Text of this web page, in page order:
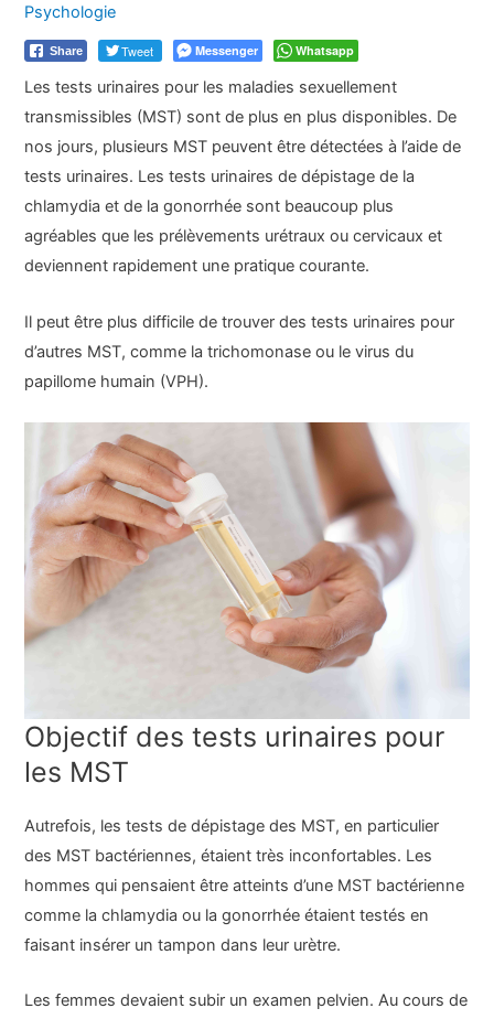
Psychologie
Share Tweet Messenger Whatsapp
Les tests urinaires pour les maladies sexuellement
transmissibles (MST) sont de plus en plus disponibles. De
nos jours, plusieurs MST peuvent être détectées à l’aide de
tests urinaires. Les tests urinaires de dépistage de la
chlamydia et de la gonorrhée sont beaucoup plus
agréables que les prélèvements urétraux ou cervicaux et
deviennent rapidement une pratique courante.
Il peut être plus difficile de trouver des tests urinaires pour
d’autres MST, comme la trichomonase ou le virus du
papillome humain (VPH).
Objectif des tests urinaires pour
les MST
Autrefois, les tests de dépistage des MST, en particulier
des MST bactériennes, étaient très inconfortables. Les
hommes qui pensaient être atteints d’une MST bactérienne
comme la chlamydia ou la gonorrhée étaient testés en
faisant insérer un tampon dans leur urètre.
Les femmes devaient subir un examen pelvien. Au cours de